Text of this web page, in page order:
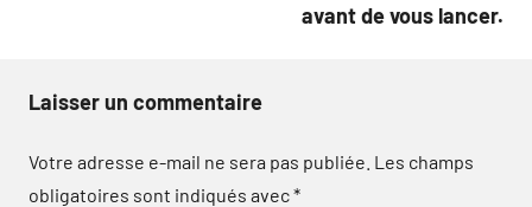
avant de vous lancer.
Laisser un commentaire
Votre adresse e-mail ne sera pas publiée. Les champs
obligatoires sont indiqués avec*